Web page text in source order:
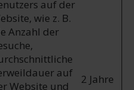
auf der
wie z. B.
Anzahl der
auf
Website und
2 Jahre